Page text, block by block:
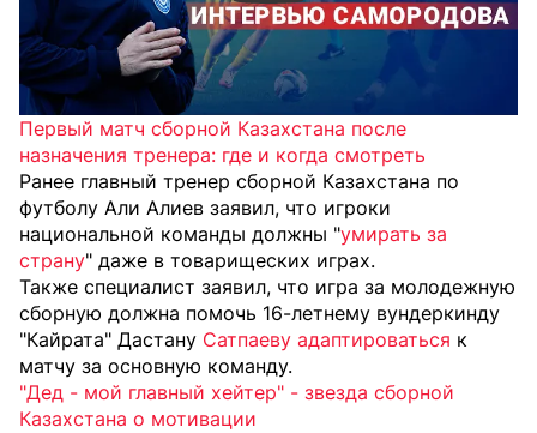
Первый матч сборной Казахстана после
назначения тренера: где и когда смотреть
Ранее главный тренер сборной Казахстана по
футболу Али Алиев заявил, что игроки
национальной команды должны "умирать за
страну" даже в товарищеских играх.
Также специалист заявил, что игра за молодежную
сборную должна помочь 16-летнему вундеркинду
"Кайрата" Дастану Сатпаеву адаптироваться к
матчу за основную команду.
"Дед - мой главный хейтер" - звезда сборной
Казахстана о мотивации